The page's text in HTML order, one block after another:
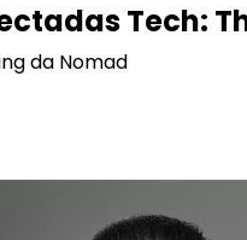
Tech:
da Nomad